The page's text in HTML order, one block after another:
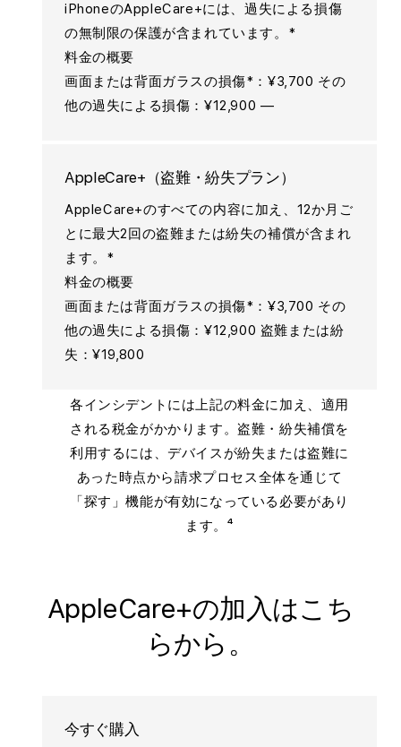
iPhoneのAppleCare+には、過失による損傷
の無制限の保護が含まれています。*
料金の概要
画面または背面ガラスの損傷*：¥3,700 その
他の過失による損傷：¥12,900 —
AppleCare+（盗難・紛失プラン）
AppleCare+のすべての内容に加え、12か月ご
とに最大2回の盗難または紛失の補償が含まれ
ます。*
料金の概要
画面または背面ガラスの損傷*：¥3,700 その
他の過失による損傷：¥12,900 盗難または紛
失：¥19,800
各インシデントには上記の料金に加え、適用
される税金がかかります。盗難・紛失補償を
利用するには、デバイスが紛失または盗難に
あった時点から請求プロセス全体を通じて
「探す」機能が有効になっている必要があり
ます。⁴
AppleCare+の加入はこち
らから。
今すぐ購入